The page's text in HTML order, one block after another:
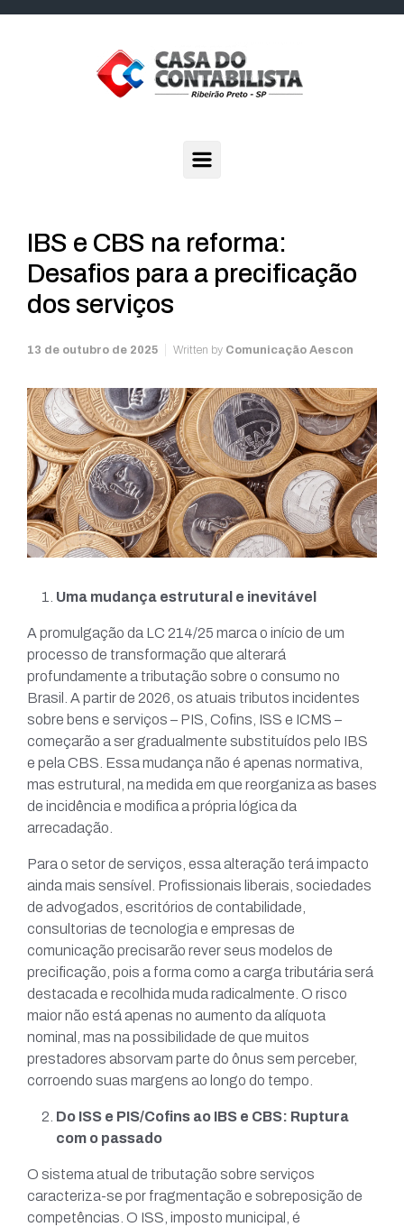
IBS e CBS na reforma:
Desafios para a precificação
dos serviços
13 de outubro de 2025 Written by Comunicação Aescon
Uma mudança estrutural e inevitável
A promulgação da LC 214/25 marca o início de um
processo de transformação que alterará
profundamente a tributação sobre o consumo no
Brasil. A partir de 2026, os atuais tributos incidentes
sobre bens e serviços – PIS, Cofins, ISS e ICMS –
começarão a ser gradualmente substituídos pelo IBS
e pela CBS. Essa mudança não é apenas normativa,
mas estrutural, na medida em que reorganiza as bases
de incidência e modifica a própria lógica da
arrecadação.
Para o setor de serviços, essa alteração terá impacto
ainda mais sensível. Profissionais liberais, sociedades
de advogados, escritórios de contabilidade,
consultorias de tecnologia e empresas de
comunicação precisarão rever seus modelos de
precificação, pois a forma como a carga tributária será
destacada e recolhida muda radicalmente. O risco
maior não está apenas no aumento da alíquota
nominal, mas na possibilidade de que muitos
prestadores absorvam parte do ônus sem perceber,
corroendo suas margens ao longo do tempo.
Do ISS e PIS/Cofins ao IBS e CBS: Ruptura
com o passado
O sistema atual de tributação sobre serviços
caracteriza-se por fragmentação e sobreposição de
competências. O ISS, imposto municipal, é